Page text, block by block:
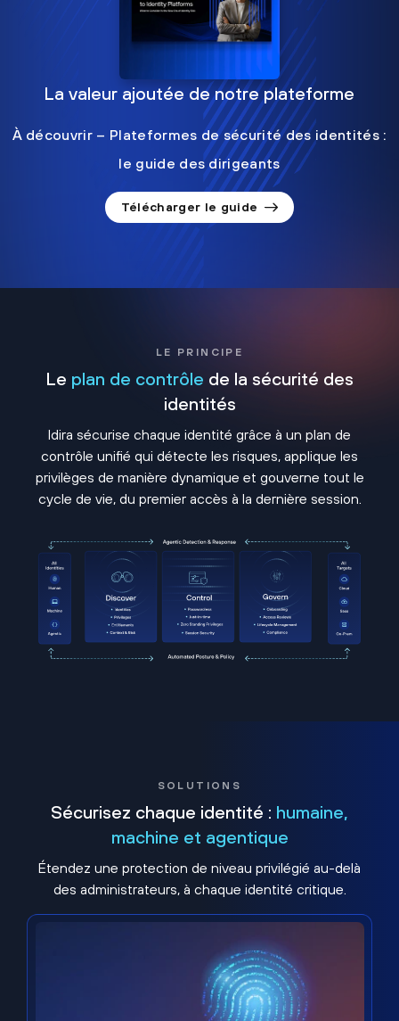
La valeur ajoutée de notre plateforme
À découvrir – Plateformes de sécurité des identités :
le guide des dirigeants
Télécharger le guide
LE PRINCIPE
Le plan de contrôle de la sécurité des
identités
Idira sécurise chaque identité grâce à un plan de
contrôle unifié qui détecte les risques, applique les
privilèges de manière dynamique et gouverne tout le
cycle de vie, du premier accès à la dernière session.
SOLUTIONS
Sécurisez chaque identité : humaine,
machine et agentique
Étendez une protection de niveau privilégié au-delà
des administrateurs, à chaque identité critique.